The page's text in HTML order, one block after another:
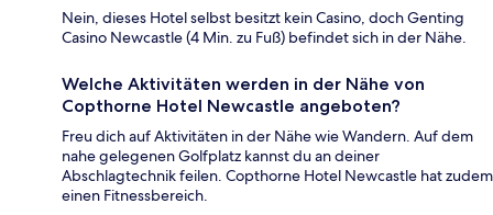
Nein, dieses Hotel selbst besitzt kein Casino, doch Genting
Casino Newcastle (4 Min. zu Fuß) befindet sich in der Nähe.
Welche Aktivitäten werden in der Nähe von
Copthorne Hotel Newcastle angeboten?
Freu dich auf Aktivitäten in der Nähe wie Wandern. Auf dem
nahe gelegenen Golfplatz kannst du an deiner
Abschlagtechnik feilen. Copthorne Hotel Newcastle hat zudem
einen Fitnessbereich.